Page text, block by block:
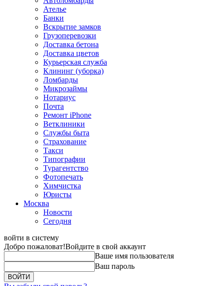
Ателье
Банки
Вскрытие замков
Грузоперевозки
Доставка бетона
Доставка цветов
Курьерская служба
Клининг (уборка)
Ломбарды
Микрозаймы
Нотариус
Почта
Ремонт iPhone
Ветклиники
Службы быта
Страхование
Такси
Типографии
Турагентство
Фотопечать
Химчистка
Юристы
Москва
Новости
Сегодня
войти в систему
Добро пожаловат!Войдите в свой аккаунт
Ваше имя пользователя
Ваш пароль